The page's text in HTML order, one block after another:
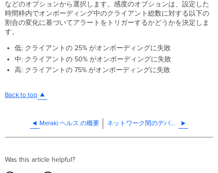
などのオプションから選択します。感度のオプションは、設定した
時間枠内でオンボーディング中のクライアント総数に対する以下の
割合の変化に基づいてアラートをトリガーするかどうかを決定しま
す。
低: クライアントの 25% がオンボーディングに失敗
中: クライアントの 50% がオンボーディングに失敗
高: クライアントの 75% がオンボーディングに失敗
Back to top
Meraki ヘルス の概要 ネットワーク間のデバイス移動について
Was this article helpful?